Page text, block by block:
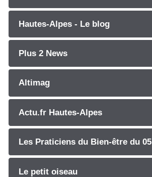
Hautes-Alpes - Le blog
Plus 2 News
Altimag
Actu.fr Hautes-Alpes
Les Praticiens du Bien-être du 05
Le petit oiseau